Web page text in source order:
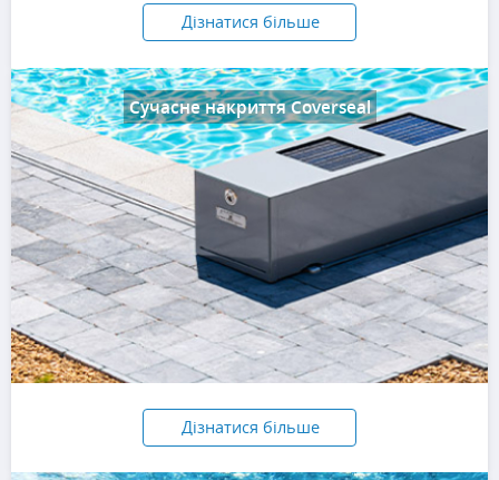
Дізнатися більше
Сучасне накриття Coverseal
Дізнатися більше